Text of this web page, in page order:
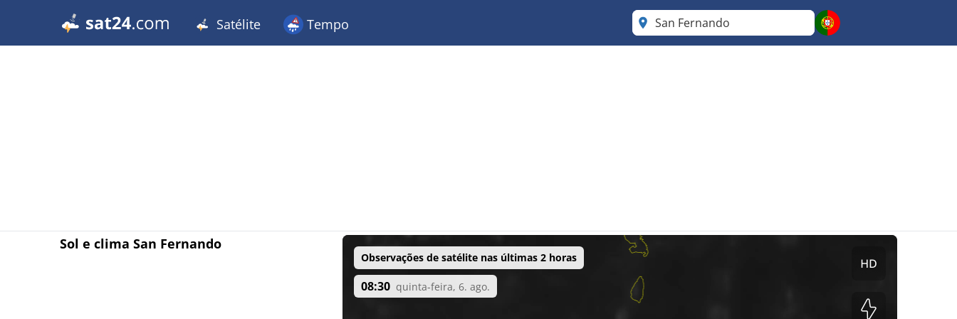
Satélite Tempo San Fernando
Sol e clima San Fernando
Observações de satélite nas últimas 2 horas
08:30 quinta-feira, 6. ago.